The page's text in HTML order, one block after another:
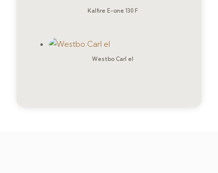
Kalfire E-one 130 F
Westbo Carl el